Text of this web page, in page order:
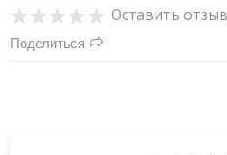
Оставить отзыв
Поделиться